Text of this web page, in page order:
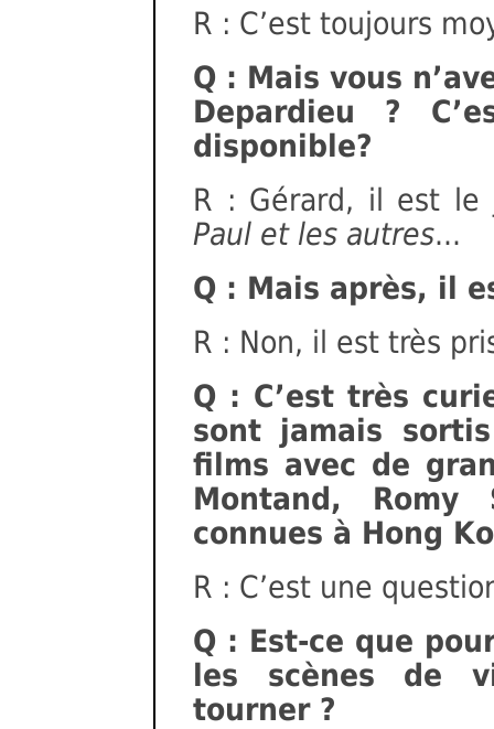
R : C’est toujours
Q : Mais vous
Depardieu ?
disponible?
R : Gérard, il est
Paul et les autres...
Q : Mais après, il
R : Non, il est très
Q : C’est très
sont jamais
films avec de
Montand,
connues à Hong
R : C’est une
Q : Est-ce que
les scènes de
tourner ?